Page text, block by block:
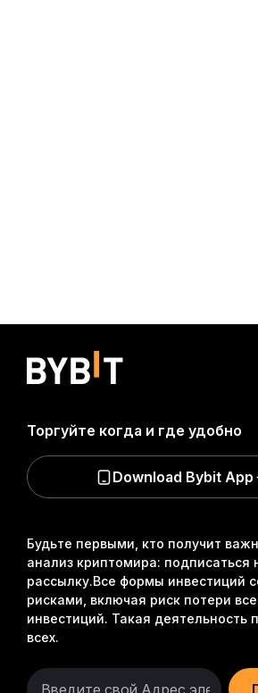
Будьте первыми, кто получит
анализ криптомира: подписаться
рассылку.Все формы инвестиций
рисками, включая риск потери
инвестиций. Такая деятельность
всех.
Торгуйте когда и где удобно
Download Bybit App